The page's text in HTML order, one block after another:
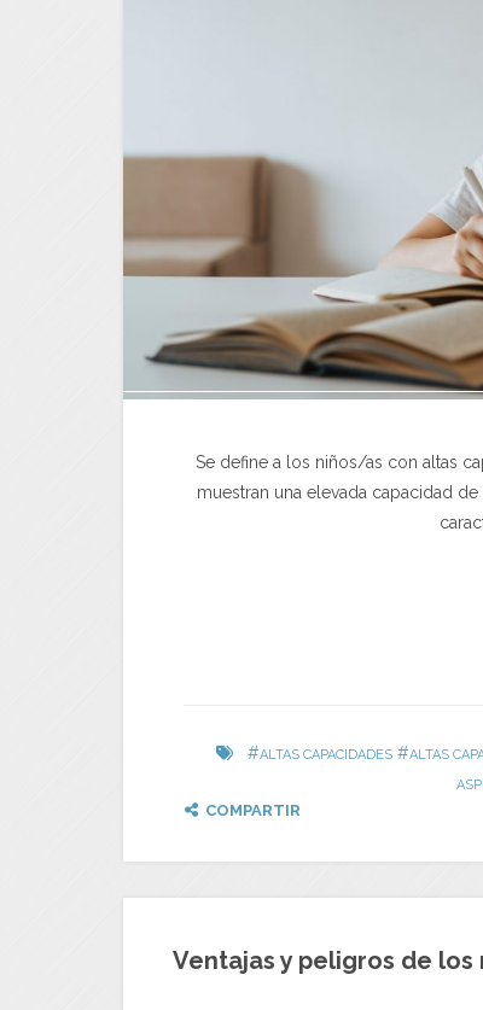
Se define a los niños/as con altas
muestran una elevada capacidad
#ALTAS CAPACIDADES#ALTAS
COMPARTIR
Ventajas y peligros de